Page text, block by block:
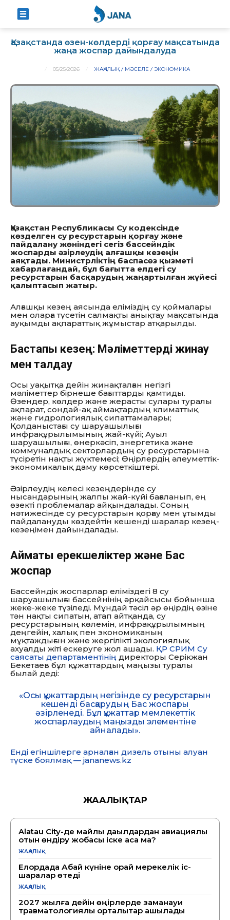
Қазақстанда өзен-көлдерді қорғау мақсатында
жаңа жоспар дайындалуда
05/25/2026 ЖАҢАЛЫҚ МӘСЕЛЕ ЭКОНОМИКА
Қазақстан Республикасы Су кодексінде
көзделген су ресурстарын қорғау және
пайдалану жөніндегі сегіз бассейндік
жоспарды әзірлеудің алғашқы кезеңін
аяқтады. Министрліктің баспасөз қызметі
хабарлағандай, бұл бағытта елдегі су
ресурстарын басқарудың жаңартылған жүйесі
қалыптасып жатыр.
Алғашқы кезең аясында еліміздің су қоймалары
мен оларға түсетін салмақты анықтау мақсатында
ауқымды ақпараттық жұмыстар атқарылды.
Бастапқы кезең: Мәліметтерді жинау
мен талдау
Осы уақытқа дейін жинақталған негізгі
мәліметтер бірнеше бағыттарды қамтиды.
Өзендер, көлдер және жерасты сулары туралы
ақпарат, сондай-ақ аймақтардың климаттық
және гидрологиялық сипаттамалары;
Қолданыстағы су шаруашылығы
инфрақұрылымының жай-күйі; Ауыл
шаруашылығы, өнеркәсіп, энергетика және
коммуналдық секторлардың су ресурстарына
түсіретін нақты жүктемесі; Өңірлердің әлеуметтік-
экономикалық даму көрсеткіштері.
Әзірлеудің келесі кезеңдерінде су
нысандарының жалпы жай-күйі бағаланып, ең
өзекті проблемалар айқындалады. Соның
нәтижесінде су ресурстарын қорғау мен ұтымды
пайдалануды көздейтін кешенді шаралар кезең-
кезеңімен дайындалады.
Аймақтық ерекшеліктер және Бас
жоспар
Бассейндік жоспарлар еліміздегі 8 су
шаруашылығы бассейнінің әрқайсысы бойынша
жеке-жеке түзіледі. Мұндай тәсіл әр өңірдің өзіне
тән нақты сипатын, атап айтқанда, су
ресурстарының көлемін, инфрақұрылымның
деңгейін, халық пен экономиканың
мұқтаждығын және жергілікті экологиялық
ахуалды жіті ескеруге жол ашады. ҚР СРИМ Су
саясаты департаментінің директоры Серікжан
Бекетаев бұл құжаттардың маңызы туралы
былай деді:
«Осы құжаттардың негізінде су ресурстарын
кешенді басқарудың Бас жоспары
әзірленеді. Бұл құжаттар мемлекеттік
жоспарлаудың маңызды элементіне
айналады».
Енді егіншілерге арналған дизель отыны алуан
түске боялмақ — jananews.kz
ЖАҢАЛЫҚТАР
Alatau City-де майлы дақылдардан авиациялық
отын өндіру жобасы іске аса ма?
ЖАҢАЛЫҚ
Елордада Абай күніне орай мерекелік іс-
шаралар өтеді
ЖАҢАЛЫҚ
2027 жылға дейін өңірлерде заманауи
травматологиялық орталықтар ашылады